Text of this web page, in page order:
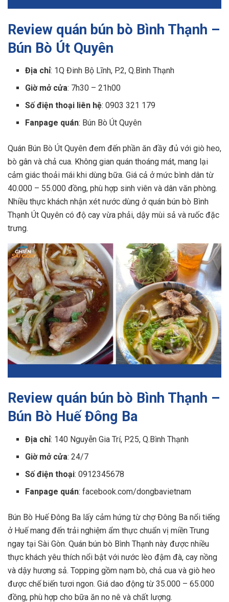
Review quán bún bò Bình Thạnh –
Bún Bò Út Quyên
Địa chỉ: 1Q Đinh Bộ Lĩnh, P.2, Q.Bình Thạnh
Giờ mở cửa: 7h30 – 21h00
Số điện thoại liên hệ: 0903 321 179
Fanpage quán: Bún Bò Út Quyên
Quán Bún Bò Út Quyên đem đến phần ăn đầy đủ với giò heo,
bò gân và chả cua. Không gian quán thoáng mát, mang lại
cảm giác thoải mái khi dùng bữa. Giá cả ở mức bình dân từ
40.000 – 55.000 đồng, phù hợp sinh viên và dân văn phòng.
Nhiều thực khách nhận xét nước dùng ở quán bún bò Bình
Thạnh Út Quyên có độ cay vừa phải, dậy mùi sả và ruốc đặc
trưng.
Review quán bún bò Bình Thạnh –
Bún Bò Huế Đông Ba
Địa chỉ: 140 Nguyễn Gia Trí, P.25, Q.Bình Thạnh
Giờ mở cửa: 24/7
Số điện thoại: 0912345678
Fanpage quán: facebook.com/dongbavietnam
Bún Bò Huế Đông Ba lấy cảm hứng từ chợ Đông Ba nổi tiếng
ở Huế mang đến trải nghiệm ẩm thực chuẩn vị miền Trung
ngay tại Sài Gòn. Quán bún bò Bình Thạnh này được nhiều
thực khách yêu thích nổi bật với nước lèo đậm đà, cay nồng
và dậy hương sả. Topping gồm nạm bò, chả cua và giò heo
được chế biến tươi ngon. Giá dao động từ 35.000 – 65.000
đồng, phù hợp cho bữa ăn no nê và chất lượng.